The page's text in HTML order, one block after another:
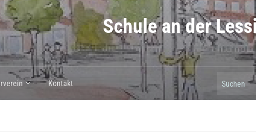
Schule an der
Kontakt Suchen